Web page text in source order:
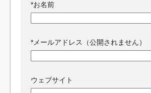
*お名前
*メールアドレス（公開されません）
ウェブサイト